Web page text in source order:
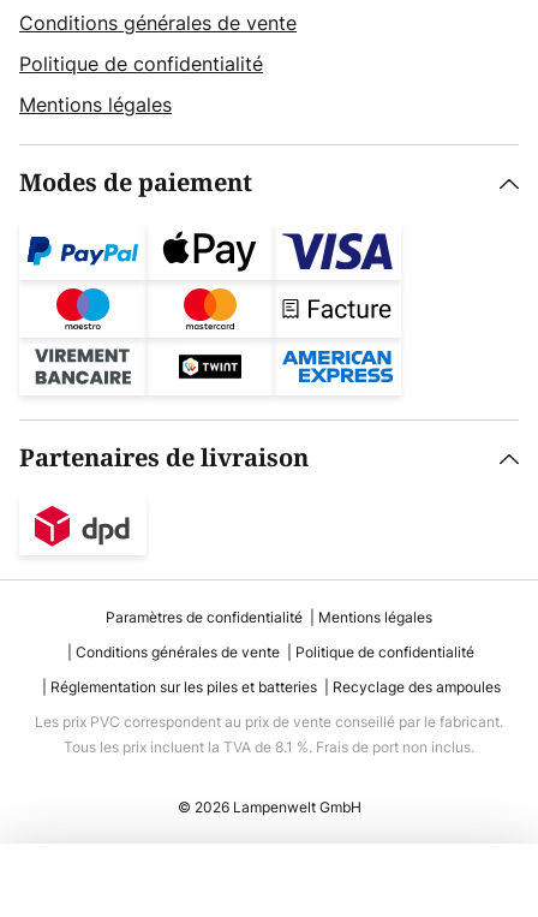
Conditions générales de vente
Politique de confidentialité
Mentions légales
Modes de paiement
Partenaires de livraison
Paramètres de confidentialité
Mentions légales
Conditions générales de vente
Politique de confidentialité
Réglementation sur les piles et batteries
Recyclage des ampoules
Les prix PVC correspondent au prix de vente conseillé par le fabricant.
Tous les prix incluent la TVA de 8.1 %. Frais de port non inclus.
© 2026 Lampenwelt GmbH